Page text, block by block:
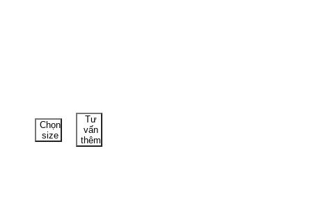
Chọn
size
Tư
vấn
thêm